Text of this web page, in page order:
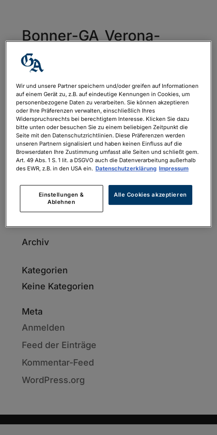
Bonner-GA_Verona-
Venedig-
Gondelfest_2026_160x2
40mm_Druck
vonRebecca Größ-Ahr|Mai 21, 2026
Bonner-GA_Verona-Venedig-
Gondelfest_2026_160x240mm_Druck
Neueste Kommentare
Archiv
Kategorien
Keine Kategorien
Meta
Anmelden
Feed der Einträge
Kommentar-Feed
WordPress.org
Wir und unsere Partner speichern und/oder greifen auf Informationen
auf einem Gerät zu, z.B. auf eindeutige Kennungen in Cookies, um
personenbezogene Daten zu verarbeiten. Sie können akzeptieren
oder Ihre Präferenzen verwalten, einschließlich Ihres
Widerspruchsrechts bei berechtigtem Interesse. Klicken Sie dazu
bitte unten oder besuchen Sie zu einem beliebigen Zeitpunkt die
Seite mit den Datenschutzrichtlinien. Diese Präferenzen werden
unseren Partnern signalisiert und haben keinen Einfluss auf die
Browserdaten Ihre Zustimmung umfasst alle Seiten und schließt gem.
Art. 49 Abs. 1 S. 1 lit. a DSGVO auch die Datenverarbeitung außerhalb
des EWR, z.B. in den USA ein. Datenschutzerklärung Impressum
Einstellungen &
Ablehnen
Alle Cookies akzeptieren